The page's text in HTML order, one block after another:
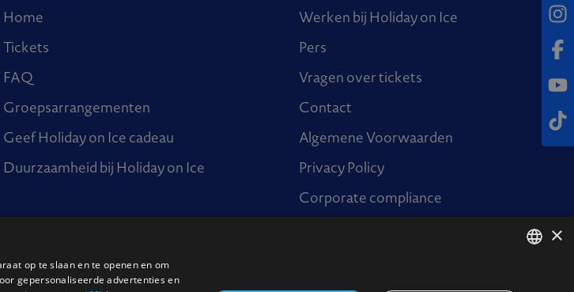
Home
Tickets
FAQ
Groepsarrangementen
Geef Holiday on Ice cadeau
Duurzaamheid bij Holiday on Ice
Werken bij Holiday on Ice
Pers
Vragen over tickets
Contact
Algemene Voorwaarden
Privacy Policy
Corporate compliance
×
op te slaan en te openen en om
gepersonaliseerde advertenties en